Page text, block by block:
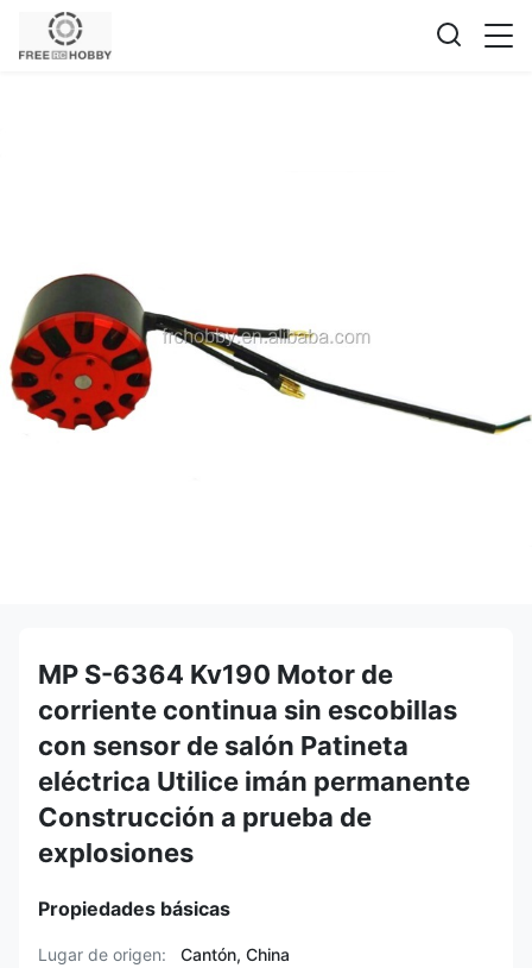
MP S-6364 Kv190 Motor de
corriente continua sin escobillas
con sensor de salón Patineta
eléctrica Utilice imán permanente
Construcción a prueba de
explosiones
Propiedades básicas
Lugar de origen:
Cantón, China